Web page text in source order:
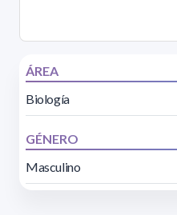
ÁREA
Biología
GÉNERO
Masculino